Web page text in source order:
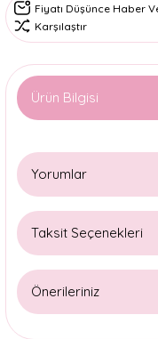
Fiyatı Düşünce Haber
Karşılaştır
Ürün Bilgisi
Yorumlar
Taksit Seçenekleri
Önerileriniz